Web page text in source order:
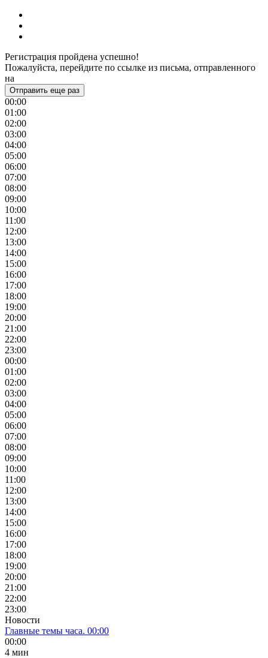
Регистрация пройдена успешно!
Пожалуйста, перейдите по ссылке из письма, отправленного
на
Отправить еще раз
00:00
01:00
02:00
03:00
04:00
05:00
06:00
07:00
08:00
09:00
10:00
11:00
12:00
13:00
14:00
15:00
16:00
17:00
18:00
19:00
20:00
21:00
22:00
23:00
00:00
01:00
02:00
03:00
04:00
05:00
06:00
07:00
08:00
09:00
10:00
11:00
12:00
13:00
14:00
15:00
16:00
17:00
18:00
19:00
20:00
21:00
22:00
23:00
Новости
Главные темы часа. 00:00
00:00
4 мин